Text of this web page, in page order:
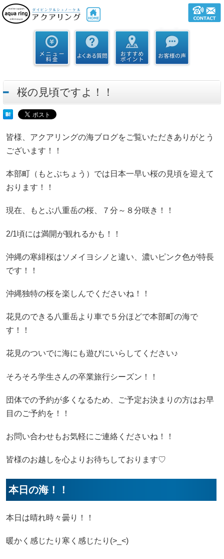
桜の見頃ですよ！！
皆様、アクアリングの海ブログをご覧いただきありがとう
ございます！！
本部町（もとぶちょう）では日本一早い桜の見頃を迎えて
おります！！
現在、もとぶ八重岳の桜、７分～８分咲き！！
2/1頃には満開が観れるかも！！
沖縄の寒緋桜はソメイヨシノと違い、濃いピンク色が特長
です！！
沖縄独特の桜を楽しんでくださいね！！
花見のできる八重岳より車で５分ほどで本部町の海で
す！！
花見のついでに海にも遊びにいらしてください♪
そろそろ学生さんの卒業旅行シーズン！！
団体での予約が多くなるため、ご予定お決まりの方はお早
目のご予約を！！
お問い合わせもお気軽にご連絡くださいね！！
皆様のお越しを心よりお待ちしております♡
本日の海！！
本日は晴れ時々曇り！！
暖かく感じたり寒く感じたり(>_<)